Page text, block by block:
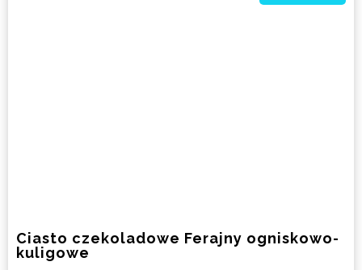
Ciasto czekoladowe Ferajny ogniskowo-
kuligowe